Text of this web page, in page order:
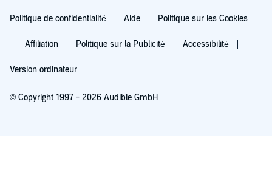
Politique de confidentialité Aide Politique sur les Cookies
Affiliation Politique sur la Publicité Accessibilité
Version ordinateur
© Copyright 1997 - 2026 Audible GmbH